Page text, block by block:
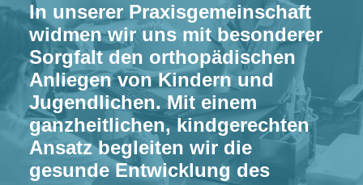
In unserer Praxisgemeinschaft
widmen wir uns mit besonderer
Sorgfalt den orthopädischen
Anliegen von Kindern und
Jugendlichen. Mit einem
ganzheitlichen, kindgerechten
Ansatz begleiten wir die
gesunde Entwicklung des